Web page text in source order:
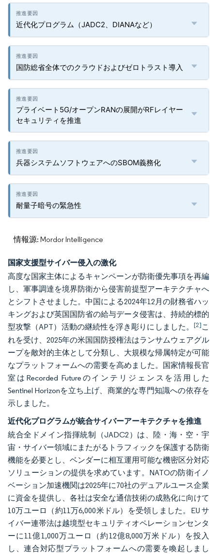
近代化プログラム（JADC2、DIANAなど）
国防総省全体でのクラウドおよびゼロトラスト導入
プライベート5G/オープンRANの展開がRFレイヤー
セキュリティを推進
兵器システムソフトウェアへのSBOM義務化
耐量子暗号の緊急性
情報源: Mordor Intelligence
国家支援型サイバー侵入の激化
高度な国家主体によるキャンペーンが防衛優先事項を再編
し、軍事調達を境界防衛から侵害前提型アーキテクチャへ
とシフトさせました。中国による2024年12月の財務省ハッ
キングおよび英国国防省の給与データ侵害は、持続的標的
型攻撃（APT）活動の継続性を浮き彫りにしました。 [2]こ
れを受け、2025年の米国国防授権法はランサムウェアグル
ープを敵対的主体として分類し、大規模な帰属特定が可能
なプラットフォームへの需要を高めました。国家情報長官
室はRecorded Futureのインテリジェンスを活用した
Sentinel Horizonを立ち上げ、商業的な専門知識への依存を
示しました。
近代化プログラムが統合サイバーアーキテクチャを推進
統合全ドメイン指揮統制（JADC2）は、陸・海・空・宇
宙・サイバー領域にまたがるトラフィックを保護する防衛
機能を必要とし、ベンダーに相互運用可能な機密区分対応
ソリューションの提供を求めています。NATOの防衛イノ
ベーション加速機関は2025年に70社のデュアルユース企業
に資金を提供し、各社は安全な通信技術の成熟化に向けて
10万ユーロ（約11万6,000米ドル）を受領しました。EU サ
イバー連帯法は越境型セキュリティオペレーションセンタ
ーに11億1,000万ユーロ（約12億8,000万米ドル）を投入
し、連合対応型プラットフォームへの需要を喚起しまし